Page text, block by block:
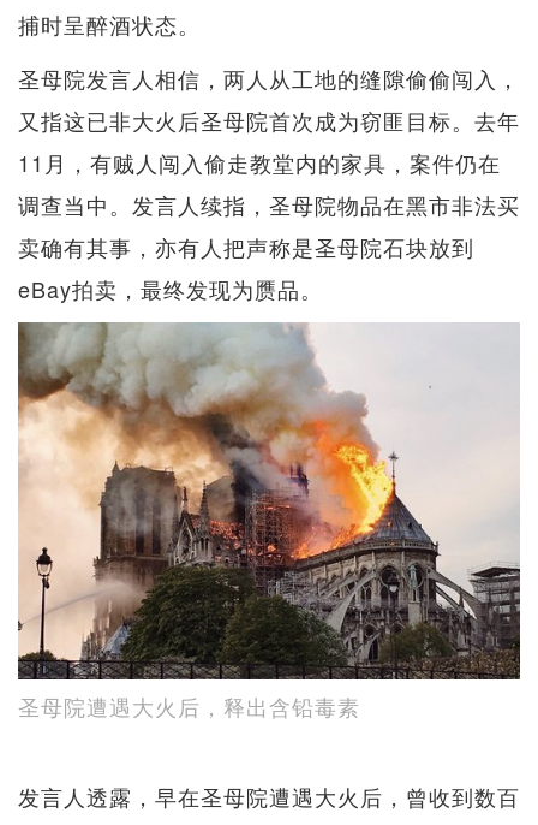
捕时呈醉酒状态。
圣母院发言人相信，两人从工地的缝隙偷偷闯入，
又指这已非大火后圣母院首次成为窃匪目标。去年
11月，有贼人闯入偷走教堂内的家具，案件仍在
调查当中。发言人续指，圣母院物品在黑市非法买
卖确有其事，亦有人把声称是圣母院石块放到
eBay拍卖，最终发现为赝品。
圣母院遭遇大火后，释出含铅毒素
发言人透露，早在圣母院遭遇大火后，曾收到数百